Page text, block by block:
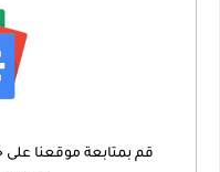
قم بمتابعة موقعنا على